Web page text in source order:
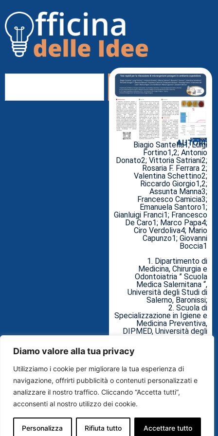
Diamo valore alla tua privacy
Utilizziamo i cookie per migliorare la tua esperienza di
navigazione, offrirti pubblicità o contenuti personalizzati e
analizzare il nostro traffico. Cliccando “Accetta tutti”,
acconsenti al nostro utilizzo dei cookie.
Personalizza Rifiuta tutto Accettare tutto
AUTORI:
Biagio Santella1; Luigi
Fortino1,2; Antonio
Donato2; Vittoria Satriani2;
Rosaria F. Ferrara 2;
Valentina Schettino2;
Riccardo Giorgio1,2;
Assunta Manna3;
Francesco Camicia3;
Emanuela Santoro1;
Gianluigi Franci1; Francesco
De Caro1; Marco Papa4;
Ciro Verdoliva4; Mario
Capunzo1; Giovanni
Boccia1
1. Dipartimento di
Medicina, Chirurgia e
Odontoiatria ” Scuola
Medica Salernitana “,
Università degli Studi di
Salerno, Baronissi;
2. Scuola di
Specializzazione in Igiene e
Medicina Preventiva,
DIPMED, Università degli
e Laboratorio, A.O.U. ” San
d’Aragona “, Salerno;
4. Direzione Strategica
A.O.U. San Giovanni di Dio e
Ruggi d’Aragona.
rilevazione di
microrganismi patogeni in